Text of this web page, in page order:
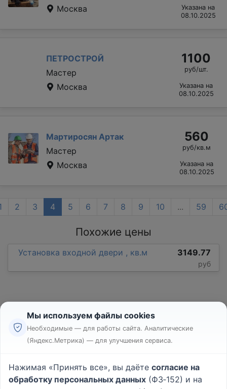
Москва
Указана на
08.10.2025
ПЕТРОСТРОЙ
Мастер
Москва
1100
руб/шт.
Указана на
08.10.2025
Мартиросян Артак
Мастер
Москва
560
руб/кв.м
Указана на
08.10.2025
2 3 4 5 6 7 8 9 10 ... 59
Похожие цены
Установка входной двери , кв.м 3149.77
руб
Реклама
Пользовательское соглашение
Политика конфиденциальности
Мы используем файлы cookies
Необходимые — для работы сайта. Аналитические
(Яндекс.Метрика) — для улучшения сервиса.
Нажимая «Принять все», вы даёте согласие на
обработку персональных данных (ФЗ‑152) и на